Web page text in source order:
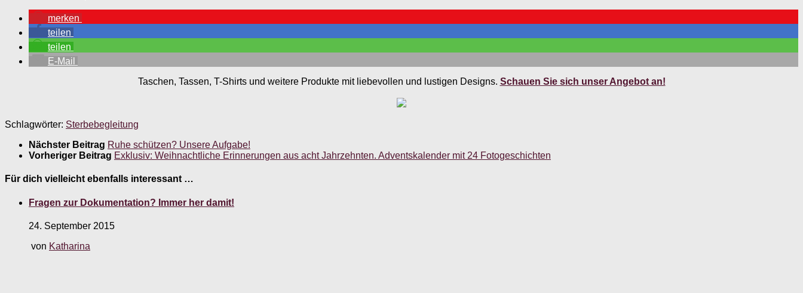
merken
teilen
teilen
E-Mail
Taschen, Tassen, T-Shirts und weitere Produkte mit liebevollen und lustigen Designs. Schauen Sie sich unser Angebot an!
Schlagwörter: Sterbebegleitung
Nächster Beitrag Ruhe schützen? Unsere Aufgabe!
Vorheriger Beitrag Exklusiv: Weihnachtliche Erinnerungen aus acht Jahrzehnten. Adventskalender mit 24 Fotogeschichten
Für dich vielleicht ebenfalls interessant …
Fragen zur Dokumentation? Immer her damit!
24. September 2015
von Katharina